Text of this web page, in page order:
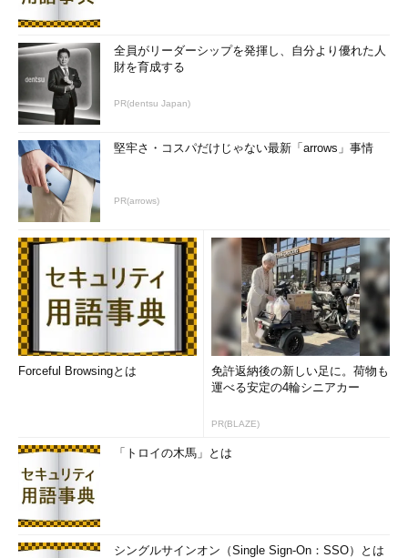
全員がリーダーシップを発揮し、自分より優れた人
財を育成する
PR(dentsu Japan)
堅牢さ・コスパだけじゃない最新「arrows」事情
PR(arrows)
Forceful Browsingとは
免許返納後の新しい足に。荷物も
運べる安定の4輪シニアカー
PR(BLAZE)
「トロイの木馬」とは
シングルサインオン（Single Sign-On：SSO）とは